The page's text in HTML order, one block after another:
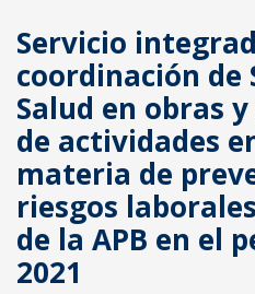
Servicio
coordinación de
Salud en obras
de actividades
materia de
riesgos
de la APB en el
2021